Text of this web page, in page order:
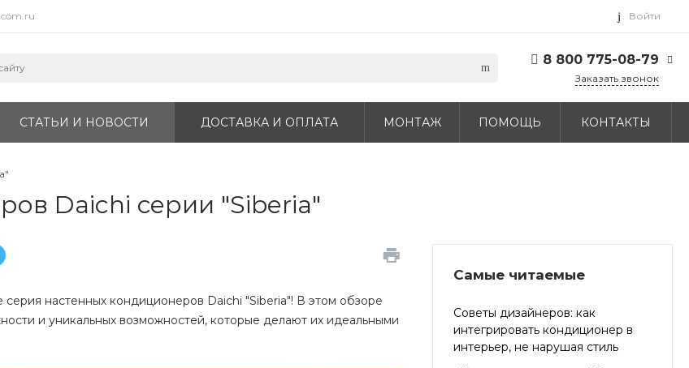
Войти
8 800 775-08-79
г. Москва, БЦ Вятский,
Заказать звонок
СТАТЬИ И НОВОСТИ ДОСТАВКА И ОПЛАТА МОНТАЖ ПОМОЩЬ КОНТАКТЫ
Daichi серии "Siberia"
Самые читаемые
Советы дизайнеров: как
интегрировать кондиционер в
интерьер, не нарушая стиль
настенных кондиционеров Daichi "Siberia"! В этом обзоре
и уникальных возможностей, которые делают их идеальными